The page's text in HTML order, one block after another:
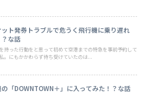
ット発券トラブルで危うく飛行機に乗り遅れ
？な話
持った行動をと思って初めて空港までの特急を事前予約して
。にもかかわらず待ち受けていたのは...
「DOWNTOWN＋」に入ってみた！？な話